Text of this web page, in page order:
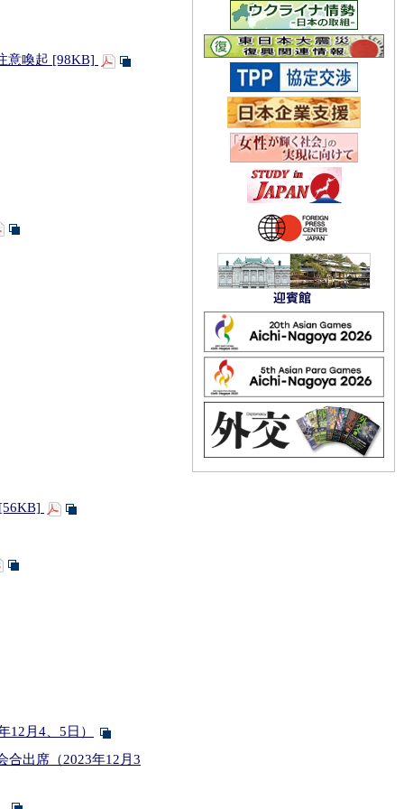
意喚起 [98KB]
12月4、5日）
合出席（2023年12月3